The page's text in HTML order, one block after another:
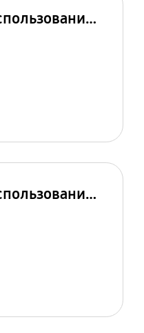
Инструкция по использованию (Android 11)
Инструкция по использованию (Android 11)